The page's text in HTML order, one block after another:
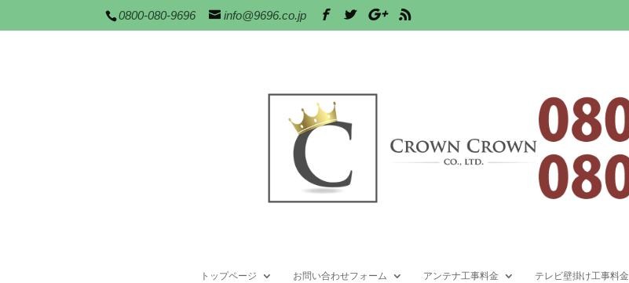
0800-080-9696 info@9696.co.jp
トップページ お問い合わせフォーム アンテナ工事料金 テレビ壁掛け工事料金